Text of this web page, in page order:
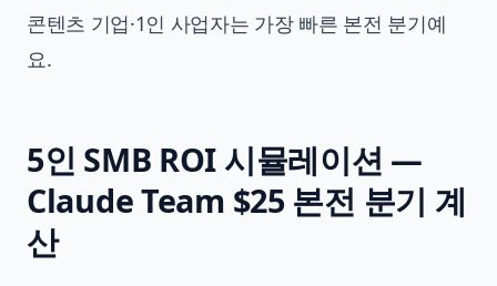
콘텐츠 기업·1인 사업자는 가장 빠른 본전 분기예
요.
5인 SMB ROI 시뮬레이션 —
Claude Team $25 본전 분기 계
산